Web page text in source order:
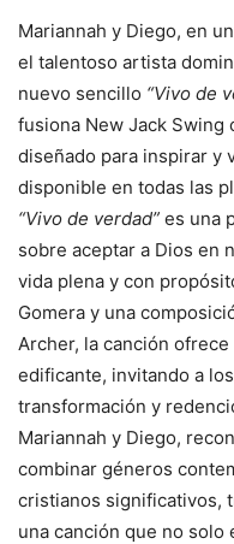
Mariannah y Diego, en
el talentoso artista
nuevo sencillo “Vivo de
fusiona New Jack Swing
diseñado para inspirar y
disponible en todas las
“Vivo de verdad” es una
sobre aceptar a Dios en
vida plena y con
Gomera y una
Archer, la canción
edificante, invitando a
transformación y
Mariannah y Diego,
combinar géneros
cristianos significativos,
una canción que no solo